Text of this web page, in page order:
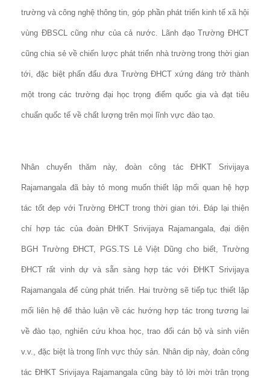
trường và công nghệ thông tin, góp phần phát triển kinh tế xã hội
vùng ĐBSCL cũng như của cả nước. Lãnh đạo Trường ĐHCT
cũng chia sẻ về chiến lược phát triển nhà trường trong thời gian
tới, đặc biệt phấn đấu đưa Trường ĐHCT xứng đáng trở thành
một trong các trường đại học trọng điểm quốc gia và đạt tiêu
chuẩn quốc tế về chất lượng trên mọi lĩnh vực đào tạo.
Nhân chuyến thăm này, đoàn công tác ĐHKT Srivijaya
Rajamangala đã bày tỏ mong muốn thiết lập mối quan hệ hợp
tác tốt đẹp với Trường ĐHCT trong thời gian tới. Đáp lại thiện
chí hợp tác của đoàn ĐHKT Srivijaya Rajamangala, đại diện
BGH Trường ĐHCT, PGS.TS Lê Việt Dũng cho biết, Trường
ĐHCT rất vinh dự và sẵn sàng hợp tác với ĐHKT Srivijaya
Rajamangala để cùng phát triển. Hai trường sẽ tiếp tục thiết lập
mối liên hệ để thảo luận về các hướng hợp tác trong tương lai
về đào tạo, nghiên cứu khoa học, trao đổi cán bộ và sinh viên
v.v., đặc biệt là trong lĩnh vực thủy sản. Nhân dịp này, đoàn công
tác ĐHKT Srivijaya Rajamangala cũng bày tỏ lời mời trân trọng